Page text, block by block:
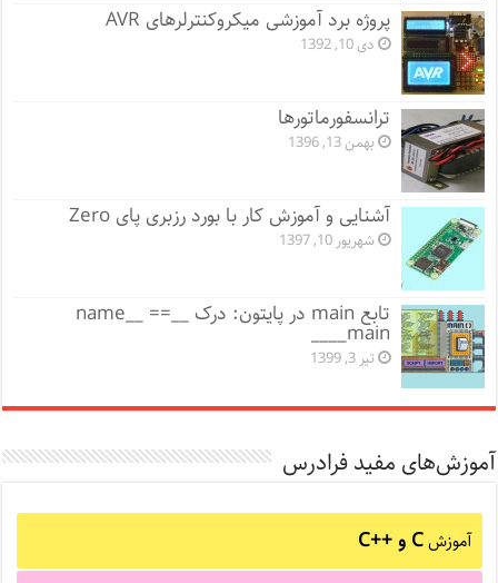
پروژه برد آموزشی میکروکنترلرهای AVR
دی 10, 1392
ترانسفورماتورها
بهمن 13, 1396
آشنایی و آموزش کار با بورد رزبری پای Zero
شهریور 10, 1397
تابع main در پایتون: درک __name__ ==
__main__
تیر 3, 1399
آموزش‌های مفید فرادرس
آموزشC و C++‎